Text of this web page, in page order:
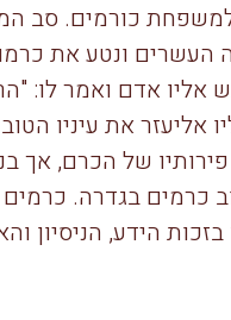
כורמים. סב
ונטע את
אליו אדם ואמר
את עיניו
של הכרם, אך
כרמים בגדרה.
בזכות הידע,